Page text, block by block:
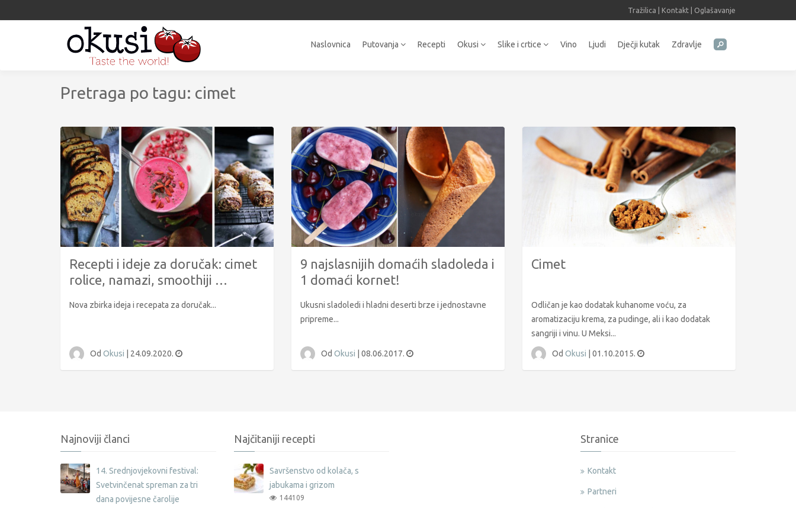
Tražilica Kontakt Oglašavanje
Naslovnica Putovanja Recepti Okusi Slike i crtice Vino Ljudi Dječji kutak Zdravlje
Pretraga po tagu: cimet
Recepti i ideje za doručak: cimet
rolice, namazi, smoothiji …
Nova zbirka ideja i recepata za doručak...
Od Okusi 24.09.2020.
9 najslasnijih domaćih sladoleda i
1 domaći kornet!
Ukusni sladoledi i hladni deserti brze i jednostavne
pripreme...
Od Okusi 08.06.2017.
Cimet
Odličan je kao dodatak kuhanome voću, za
aromatizaciju krema, za pudinge, ali i kao dodatak
sangriji i vinu. U Meksi...
Od Okusi 01.10.2015.
Najnoviji članci
14. Srednjovjekovni festival:
Svetvinčenat spreman za tri
dana povijesne čarolije
Najčitaniji recepti
Savršenstvo od kolača, s
jabukama i grizom
144109
Stranice
Kontakt
Partneri